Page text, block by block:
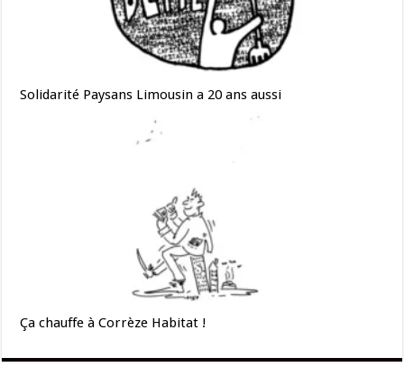
Solidarité Paysans Limousin a 20 ans aussi
Ça chauffe à Corrèze Habitat !